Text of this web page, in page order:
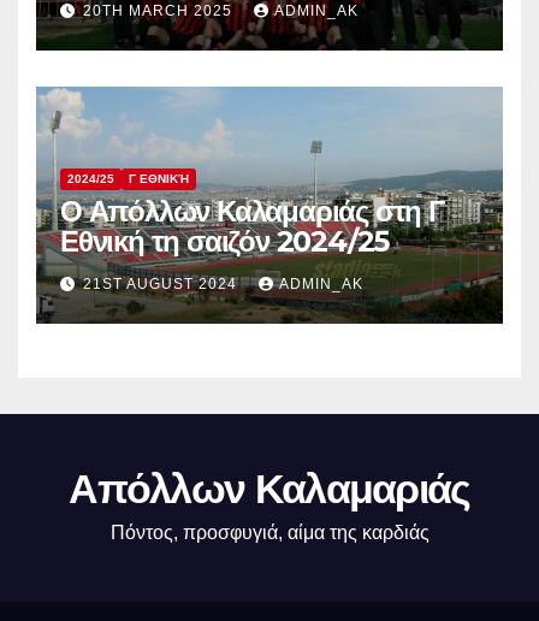
20TH MARCH 2025 ADMIN_AK
2024/25 Γ ΕΘΝΙΚΉ
Ο Απόλλων Καλαμαριάς στη Γ
Εθνική τη σαιζόν 2024/25
21ST AUGUST 2024 ADMIN_AK
Απόλλων Καλαμαριάς
Πόντος, προσφυγιά, αίμα της καρδιάς